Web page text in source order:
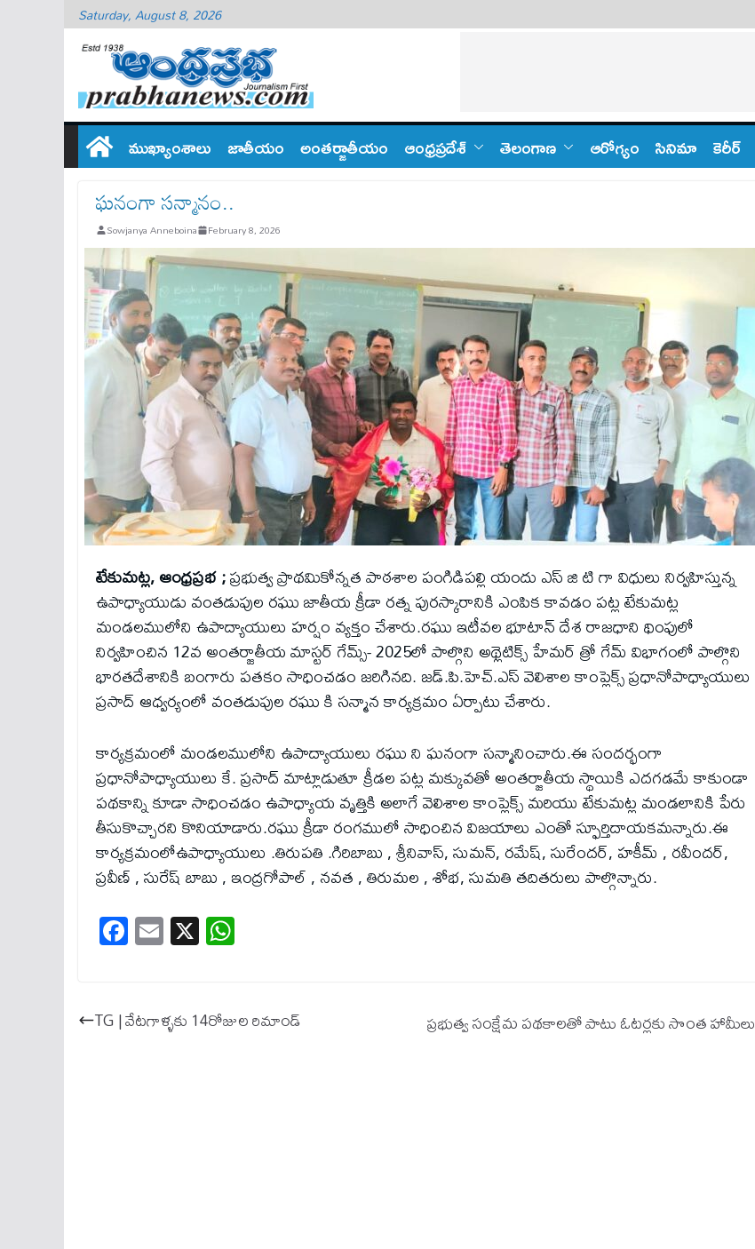
Saturday, August 8, 2026
ముఖ్యాంశాలు జాతీయం అంతర్జాతీయం ఆంధ్ర‌ప్ర‌దేశ్ తెలంగాణ‌ ఆరోగ్యం సినిమా కెరీర్
ఘనంగా సన్మానం..
Sowjanya Anneboina February 8, 2026
టేకుమట్ల, ఆంధ్రప్రభ ;ప్రభుత్వ ప్రాథమికోన్నత పాఠశాల పంగిడిపల్లి యందు ఎస్ జి టి గా విధులు నిర్వహిస్తున్న
ఉపాధ్యాయుడు వంతడుపుల రఘు జాతీయ క్రీడా రత్న పురస్కారానికి ఎంపిక కావడం పట్ల టేకుమట్ల
మండలములోని ఉపాద్యాయులు హర్షం వ్యక్తం చేశారు.రఘు ఇటీవల భూటాన్ దేశ రాజధాని థింఫులో
నిర్వహించిన 12వ అంతర్జాతీయ మాస్టర్ గేమ్స్- 2025లో పాల్గొని అథ్లెటిక్స్ హేమర్ త్రో గేమ్ విభాగంలో పాల్గొని
భారతదేశానికి బంగారు పతకం సాధించడం జరిగినది. జడ్.పి.హెచ్.ఎస్ వెలిశాల కాంప్లెక్స్ ప్రధానోపాధ్యాయులు
ప్రసాద్ ఆధ్వర్యంలో వంతడుపుల రఘు కి సన్మాన కార్యక్రమం ఏర్పాటు చేశారు.
కార్యక్రమంలో మండలములోని ఉపాద్యాయులు రఘు ని ఘనంగా సన్మానించారు.ఈ సందర్భంగా
ప్రధానోపాధ్యాయులు కే. ప్రసాద్ మాట్లాడుతూ క్రీడల పట్ల మక్కువతో అంతర్జాతీయ స్థాయికి ఎదగడమే కాకుండా
పథకాన్ని కూడా సాధించడం ఉపాధ్యాయ వృత్తికి అలాగే వెలిశాల కాంప్లెక్స్ మరియు టేకుమట్ల మండలానికి పేరు
తీసుకొచ్చారని కొనియాడారు.రఘు క్రీడా రంగములో సాధించిన విజయాలు ఎంతో స్ఫూర్తిదాయకమన్నారు.ఈ
కార్యక్రమంలోఉపాధ్యాయులు .తిరుపతి .గిరిబాబు , శ్రీనివాస్, సుమన్, రమేష్, సురేందర్, హకీమ్ , రవీందర్,
ప్రవీణ్ , సురేష్ బాబు , ఇంద్రగోపాల్ , నవత , తిరుమల , శోభ, సుమతి తదితరులు పాల్గొన్నారు.
Fa
ce
ok
E
m
X
A
TG | వేటగాళ్ళకు 14రోజుల రిమాండ్ ప్రభుత్వ సంక్షేమ పథకాలతో పాటు ఓటర్లకు సొంత హామీలు